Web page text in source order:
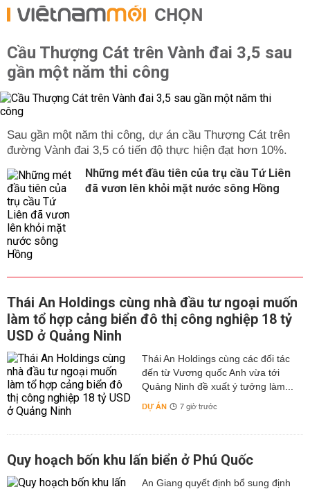
CHỌN
Cầu Thượng Cát trên Vành đai 3,5 sau
gần một năm thi công
Sau gần một năm thi công, dự án cầu Thượng Cát trên
đường Vành đai 3,5 có tiến độ thực hiện đạt hơn 10%.
Những mét đầu tiên của trụ cầu Tứ Liên
đã vươn lên khỏi mặt nước sông Hồng
Thái An Holdings cùng nhà đầu tư ngoại muốn
làm tổ hợp cảng biển đô thị công nghiệp 18 tỷ
USD ở Quảng Ninh
Thái An Holdings cùng các đối tác
đến từ Vương quốc Anh vừa tới
Quảng Ninh đề xuất ý tưởng làm...
DỰ ÁN 7 giờ trước
Quy hoạch bốn khu lấn biển ở Phú Quốc
An Giang quyết định bổ sung định